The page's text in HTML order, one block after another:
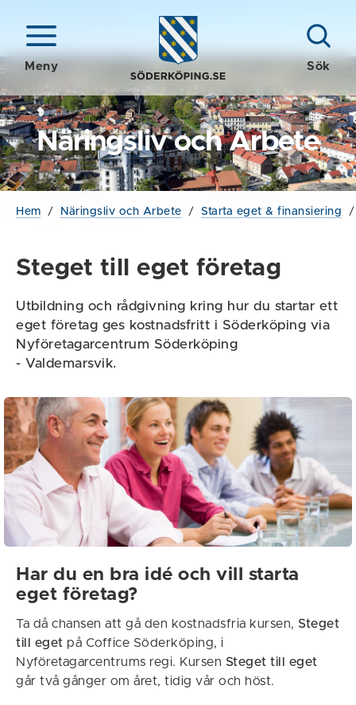
Meny Sök
Näringsliv och Arbete
Hem / Näringsliv och Arbete / Starta eget & finansiering
Steget till eget företag
Utbildning och rådgivning kring hur du startar ett
eget företag ges kostnadsfritt i Söderköping via
Nyföretagarcentrum Söderköping
- Valdemarsvik.
Har du en bra idé och vill starta
eget företag?
Ta då chansen att gå den kostnadsfria kursen, Steget
till eget på Coffice Söderköping, i
Nyföretagarcentrums regi. Kursen Steget till eget
går två gånger om året, tidig vår och höst.